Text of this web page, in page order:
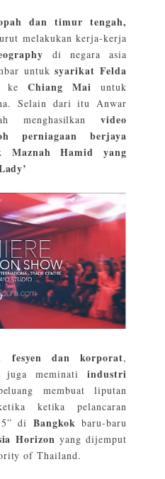
dan timur tengah,
melakukan kerja-kerja
di negara asia
untuksyarikat Felda
ke Chiang Mai untuk
Selain dari itu Anwar
menghasilkanvideo
perniagaan berjaya
Maznah Hamid yang
fesyen dan korporat,
juga meminatiindustri
membuat liputan
ketika pelancaran
di Bangkokbaru-baru
Horizon yang dijemput
of Thailand.